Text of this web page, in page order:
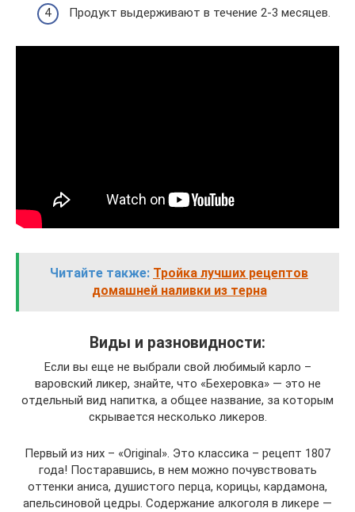
Продукт выдерживают в течение 2-3 месяцев.
Читайте также: Тройка лучших рецептов
домашней наливки из терна
Виды и разновидности:
Если вы еще не выбрали свой любимый карло –
варовский ликер, знайте, что «Бехеровка» — это не
отдельный вид напитка, а общее название, за которым
скрывается несколько ликеров.
Первый из них – «Original». Это классика – рецепт 1807
года! Постаравшись, в нем можно почувствовать
оттенки аниса, душистого перца, корицы, кардамона,
апельсиновой цедры. Содержание алкоголя в ликере —